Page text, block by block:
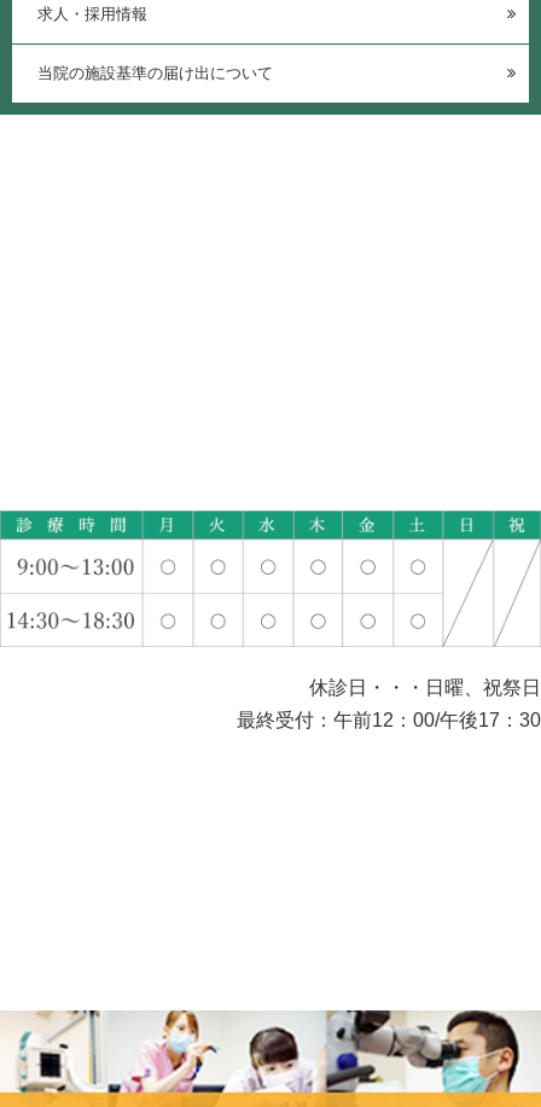
求人・採用情報
当院の施設基準の届け出について
休診日・・・日曜、祝祭日
最終受付：午前12：00/午後17：30